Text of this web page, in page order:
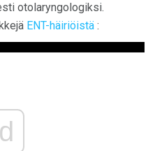
otolaryngologiksi.
ENT-häiriöistä :